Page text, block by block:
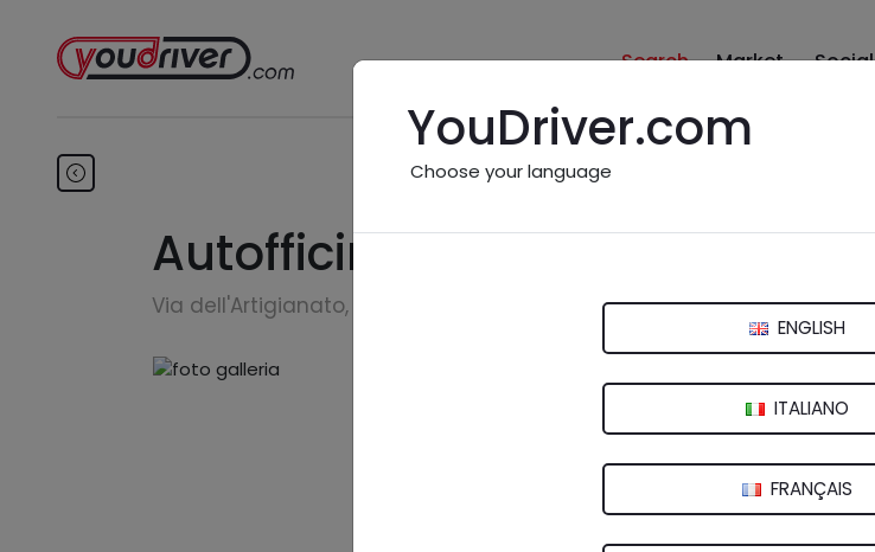
Search Market Social
Autofficina San Vitale
Via dell'Artigianato, 27 - 48022 Lugo (RA)
YouDriver.com
Choose your language
ENGLISH
ITALIANO
FRANÇAIS